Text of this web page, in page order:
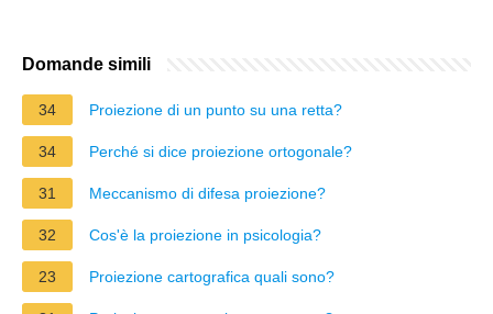
Domande simili
34 Proiezione di un punto su una retta?
34 Perché si dice proiezione ortogonale?
31 Meccanismo di difesa proiezione?
32 Cos'è la proiezione in psicologia?
23 Proiezione cartografica quali sono?